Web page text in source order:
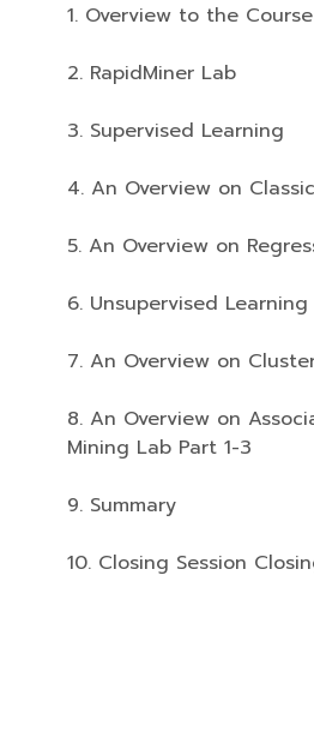
1. Overview to the Course
2. RapidMiner Lab
3. Supervised Learning
4. An Overview on
5. An Overview on
6. Unsupervised Learning
7. An Overview on
8. An Overview on
Mining Lab Part 1-3
9. Summary
10. Closing Session